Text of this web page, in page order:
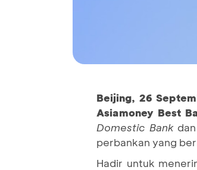
Beijing, 26
Asiamoney Best
Domestic Bankdan
perbankan yang
Hadir untuk